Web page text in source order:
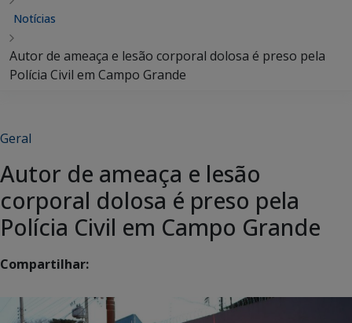
Notícias
Autor de ameaça e lesão corporal dolosa é preso pela
Polícia Civil em Campo Grande
Geral
Autor de ameaça e lesão
corporal dolosa é preso pela
Polícia Civil em Campo Grande
Compartilhar: